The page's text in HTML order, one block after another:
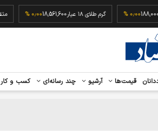
188,000۰٫۰۰ % گرم طلای ۱۸ عیار 18,561,600۰٫۰۰ %
قیمت‌ها آرشیو چند رسانه‌ای کسب و کار